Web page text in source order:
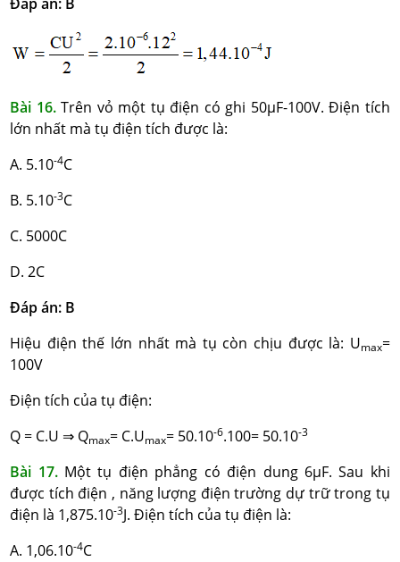
Bài 16. Trên vỏ một tụ điện có ghi 50µF-100V. Điện tích
lớn nhất mà tụ điện tích được là:
A. 5.10-4C
B. 5.10-3C
C. 5000C
D. 2C
Đáp án: B
Hiệu điện thế lớn nhất mà tụ còn chịu được là: Umax=
100V
Điện tích của tụ điện:
Q = C.U ⇒ Qmax= C.Umax= 50.10-6.100= 50.10-3
Bài 17. Một tụ điện phẳng có điện dung 6µF. Sau khi
được tích điện , năng lượng điện trường dự trữ trong tụ
điện là 1,875.10-3J. Điện tích của tụ điện là:
A. 1,06.10-4C